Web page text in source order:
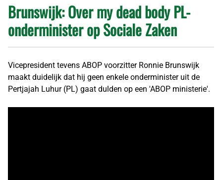
Brunswijk: Over my dead body PL-
onderminister op Sociale Zaken
Vicepresident tevens ABOP voorzitter Ronnie Brunswijk
maakt duidelijk dat hij geen enkele onderminister uit de
Pertjajah Luhur (PL) gaat dulden op een 'ABOP ministerie'.